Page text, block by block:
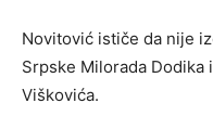
Novitović ističe da nije
Srpske Milorada Dodika
Viškovića.